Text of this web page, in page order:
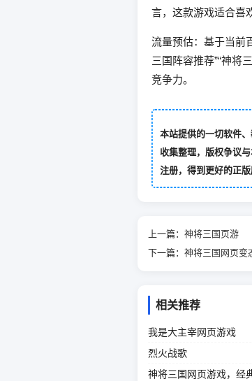
言，这款游戏适合喜
流量预估：基于当前
三国阵容推荐”“神将
竞争力。
本站提供的一切软件
收集整理，版权争议
注册，得到更好的正
上一篇： 神将三国页游
下一篇： 神将三国网页变
相关推荐
我是大主宰网页游戏
烈火战歌
神将三国网页游戏，经